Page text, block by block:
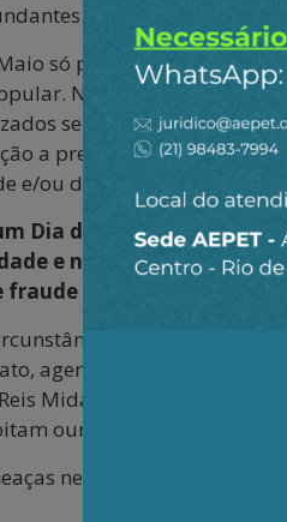
e população que
só poderia ser efetivo
Não há Dia do
sem qualquer
a preços vis dos nossos
e/ou da dependência de
Dia do Trabalho na
e não a solidariedade
e farsa, para mais
o Dia do
agentes do próprio
Midas que transformam
ouro e dólares.
neoliberais é da